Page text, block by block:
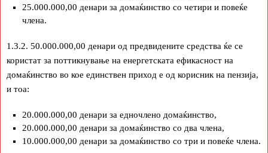
25.000.000,00 денари за домаќинство со четири и повеќе
члена.
1.3.2. 50.000.000,00 денари од предвидените средства ќе се
користат за поттикнување на енергетската ефикасност на
домаќинство во кое единствен приход е од корисник на пензија,
и тоа:
20.000.000,00 денари за едночлено домаќинство,
20.000.000,00 денари за домаќинство со два члена,
10.000.000,00 денари за домаќинство со три и повеќе члена.